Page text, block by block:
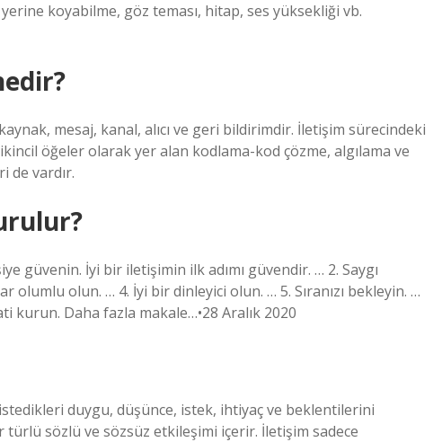
koyabilme, göz teması, hitap, ses yüksekliği vb.
mesaj, kanal, alıcı ve geri bildirimdir. İletişim sürecindeki
öğeler olarak yer alan kodlama-kod çözme, algılama ve
de vardır.
güvenin. İyi bir iletişimin ilk adımı güvendir. … 2. Saygı
olumlu olun. … 4. İyi bir dinleyici olun. … 5. Sıranızı bekleyin. …
kurun. Daha fazla makale…•28 Aralık 2020
duygu, düşünce, istek, ihtiyaç ve beklentilerini
sözlü ve sözsüz etkileşimi içerir. İletişim sadece